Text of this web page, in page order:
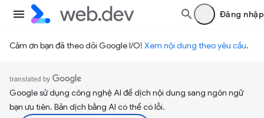
Đăng nhập
Cảm ơn bạn đã theo dõi Google I/O! Xem nội dung theo yêu cầu.
Google sử dụng công nghệ AI để dịch nội dung sang ngôn ngữ
bạn ưu tiên. Bản dịch bằng AI có thể có lỗi.